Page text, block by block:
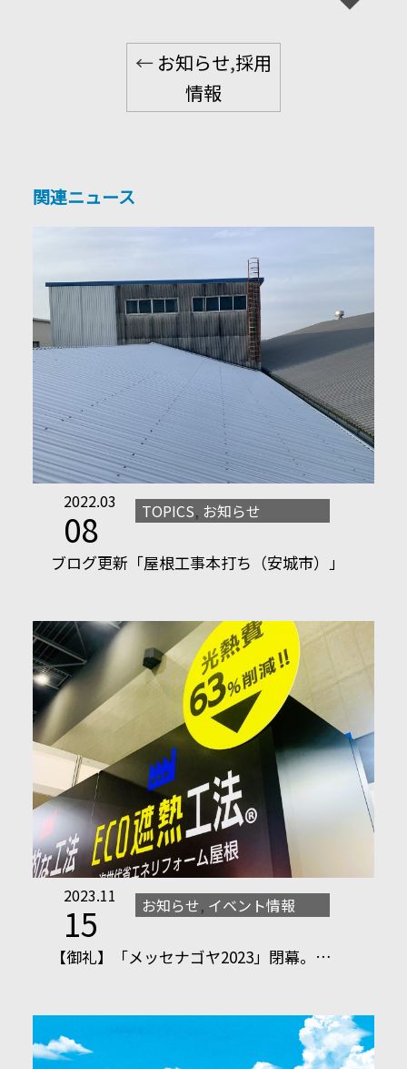
← お知らせ,採用
情報
関連ニュース
2022.03
08 TOPICS, お知らせ
ブログ更新「屋根工事本打ち（安城市）」
2023.11
15 お知らせ, イベント情報
【御礼】「メッセナゴヤ2023」閉幕。…